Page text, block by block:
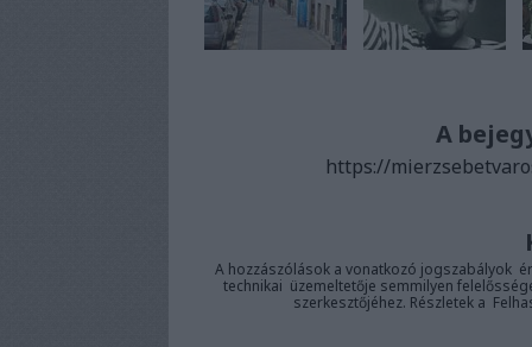
A
https://
A hozzászólások a vonatkozó jogszabályok
technikai üzemeltetője semmilyen
szerkesztőjéhez. Részletek a